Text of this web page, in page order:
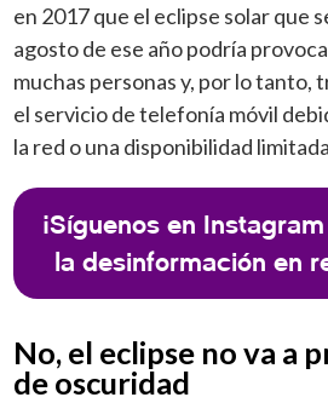
en 2017 que el eclipse solar que
agosto de ese año podría
muchas personas y, por lo tanto,
el servicio de telefonía móvil
la red o una disponibilidad
¡Síguenos en
la desinformación en
No, el eclipse no va a
de oscuridad